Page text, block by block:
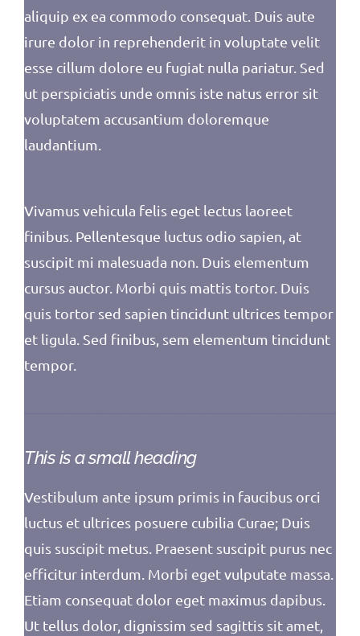
aliquip ex ea commodo consequat. Duis aute
irure dolor in reprehenderit in voluptate velit
esse cillum dolore eu fugiat nulla pariatur. Sed
ut perspiciatis unde omnis iste natus error sit
voluptatem accusantium doloremque
laudantium.
Vivamus vehicula felis eget lectus laoreet
finibus. Pellentesque luctus odio sapien, at
suscipit mi malesuada non. Duis elementum
cursus auctor. Morbi quis mattis tortor. Duis
quis tortor sed sapien tincidunt ultrices tempor
et ligula. Sed finibus, sem elementum tincidunt
tempor.
This is a small heading
Vestibulum ante ipsum primis in faucibus orci
luctus et ultrices posuere cubilia Curae; Duis
quis suscipit metus. Praesent suscipit purus nec
efficitur interdum. Morbi eget vulputate massa.
Etiam consequat dolor eget maximus dapibus.
Ut tellus dolor, dignissim sed sagittis sit amet,